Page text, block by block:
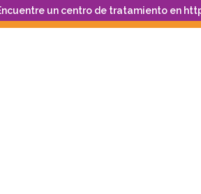
un centro de tratamiento en